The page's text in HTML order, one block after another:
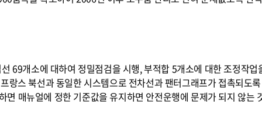
69개소에 대하여 정밀점검을 시행, 부적합 5개소에 대한 조정작
랑스 북선과 동일한 시스템으로 전차선과 팬터그래프가 접촉되도
매뉴얼에 정한 기준값을 유지하면 안전운행에 문제가 되지 않는